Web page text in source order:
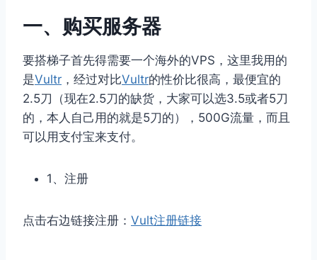
一、购买服务器
要搭梯子首先得需要一个海外的VPS，这里我用的
是Vultr ，经过对比Vultr的性价比很高，最便宜的
2.5刀（现在2.5刀的缺货，大家可以选3.5或者5刀
的，本人自己用的就是5刀的），500G流量，而且
可以用支付宝来支付。
1、注册
点击右边链接注册： Vult注册链接